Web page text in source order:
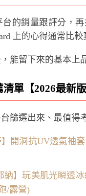
的銷量跟評分，
上的心得通常比
能留下來的基本上
單【2026最新版
篩選出來、最值得
】開洞抗UV透氣袖
納】玩美肌光瞬透
/露營)